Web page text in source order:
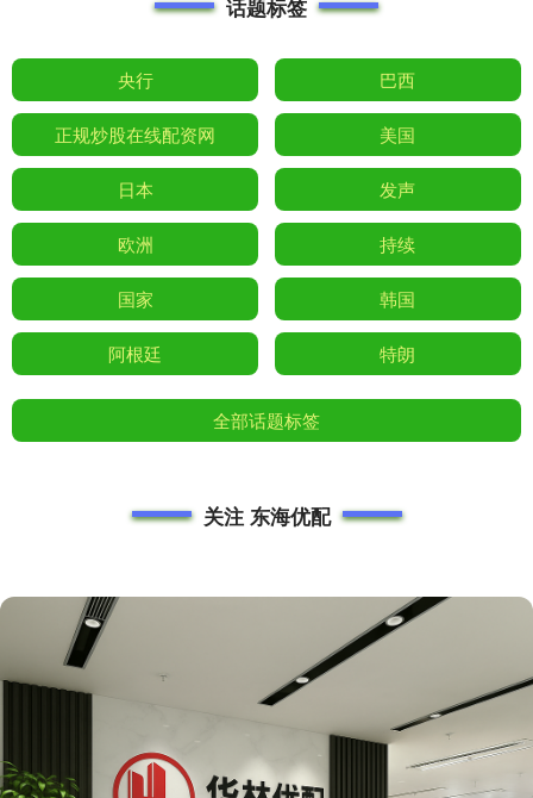
话题标签
央行 巴西
正规炒股在线配资网 美国
日本 发声
欧洲 持续
国家 韩国
阿根廷 特朗
全部话题标签
关注 东海优配